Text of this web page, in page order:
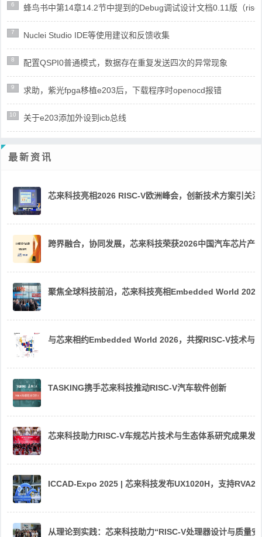
6 蜂鸟书中第14章14.2节中提到的Debug调试设计文档0.11版（
7 Nuclei Studio IDE等使用建议和反馈收集
8 配置QSPI0普通模式，数据存在重复发送四次的异常现象
9 求助，紫光fpga移植e203后，下载程序时openocd报错
10 关于e203添加外设到icb总线
最新资讯
芯来科技亮相2026 RISC-V欧洲峰会，创新技术方案引关注
跨界融合，协同发展，芯来科技荣获2026中国汽车芯片产
聚焦全球科技前沿，芯来科技亮相Embedded World 2026
与芯来相约Embedded World 2026，共探RISC-V技术与
TASKING携手芯来科技推动RISC-V汽车软件创新
芯来科技助力RISC-V车规芯片技术与生态体系研究成果发
ICCAD-Expo 2025 | 芯来科技发布UX1020H，支持
从理论到实践：芯来科技助力“RISC-V处理器设计与质量